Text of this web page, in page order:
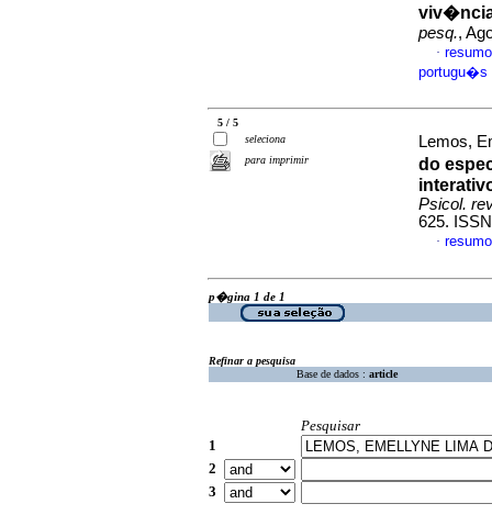
pesq.,
·
portugu�s
5 / 5
seleciona
para imprimir
Lemos,
do
Psicol.
625.
·
p�gina 1 de 1
Refinar a pesquisa
Base de dados : article
Pesquisar
1
2
3